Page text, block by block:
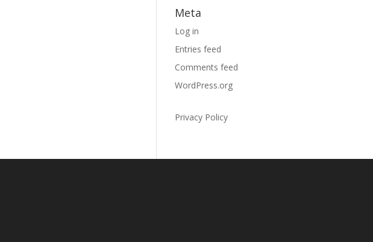
Meta
Log in
Entries feed
Comments feed
WordPress.org
Privacy Policy